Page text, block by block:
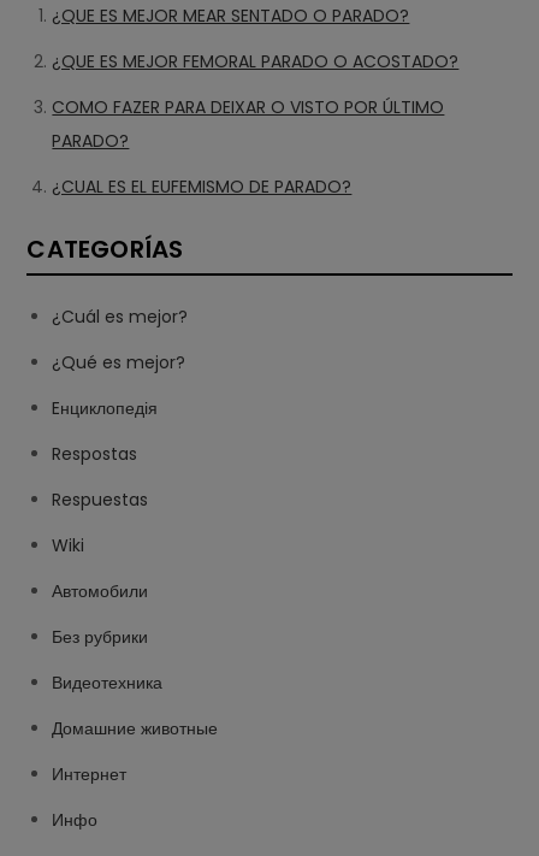
¿QUE ES MEJOR MEAR SENTADO O PARADO?
¿QUE ES MEJOR FEMORAL PARADO O ACOSTADO?
COMO FAZER PARA DEIXAR O VISTO POR ÚLTIMO
PARADO?
¿CUAL ES EL EUFEMISMO DE PARADO?
CATEGORÍAS
¿Cuál es mejor?
¿Qué es mejor?
Eнциклопедія
Respostas
Respuestas
Wiki
Автомобили
Без рубрики
Видеотехника
Домашние животные
Интернет
Инфо